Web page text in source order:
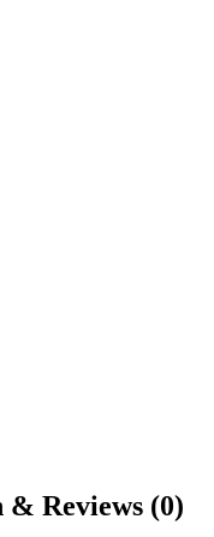
& Reviews (0)